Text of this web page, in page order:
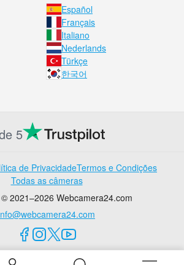
Español
Français
Italiano
Nederlands
Türkçe
한국어
5
de PrivacidadeTermos e Condições
Todas as câmeras
2021–2026 Webcamera24.com